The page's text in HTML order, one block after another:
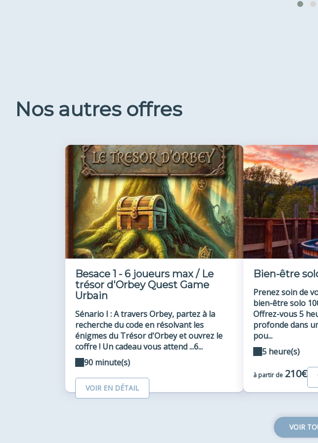
Nos autres offres
Besace 1 - 6 joueurs max / Le
trésor d'Orbey Quest Game
Urbain
Sénario I : A travers Orbey, partez à la
recherche du code en résolvant les
énigmes du Trésor d'Orbey et ouvrez le
coffre ! Un cadeau vous attend ...6...
90 minute(s)
VOIR EN DÉTAIL
Bien-être
Prenez soin de
bien-être solo
Offrez-vous 5
profonde dans
pou...
5 heure(s)
à partir de 210€
VOIR